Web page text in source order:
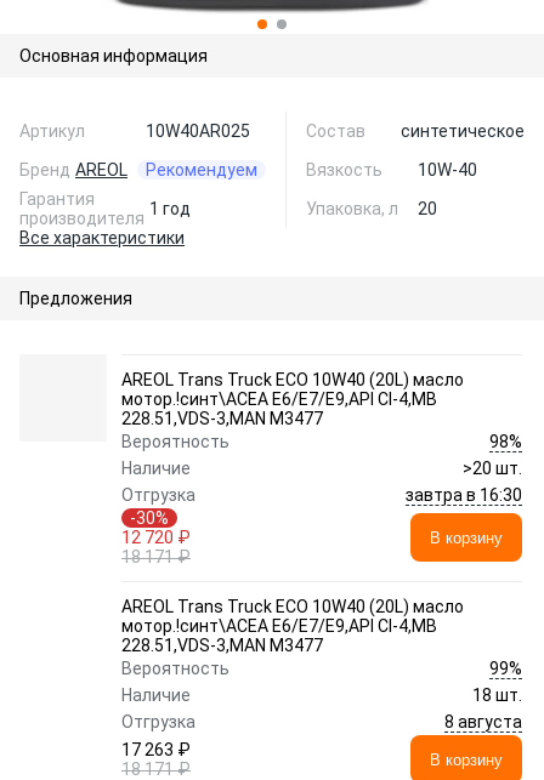
Основная информация
Артикул
10W40AR025
Бренд AREOL
Рекомендуем
Гарантия
производителя 1 год
Состав
синтетическое
Вязкость
10W-40
Упаковка, л
20
Все характеристики
Предложения
AREOL Trans Truck ECO 10W40 (20L) масло
мотор.!синт\ACEA E6/E7/E9,API CI-4,MB
228.51,VDS-3,MAN M3477
Вероятность
98%
Наличие
>20 шт.
Отгрузка
завтра в 16:30
-30%
12 720 ₽
18 171 ₽
В корзину
AREOL Trans Truck ECO 10W40 (20L) масло
мотор.!синт\ACEA E6/E7/E9,API CI-4,MB
228.51,VDS-3,MAN M3477
Вероятность
99%
Наличие
18 шт.
Отгрузка
8 августа
17 263 ₽
18 171 ₽
В корзину